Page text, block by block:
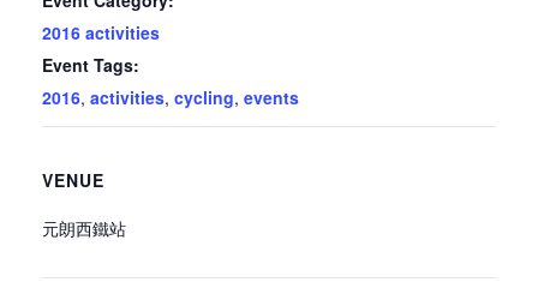
2016 activities
Event Tags:
2016, activities, cycling, events
VENUE
元朗西鐵站